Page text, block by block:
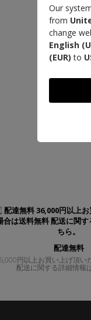
配達無料
円以上お買い上げ頂い
配送に関する詳細情報
Our
from
change
English
(EUR) to